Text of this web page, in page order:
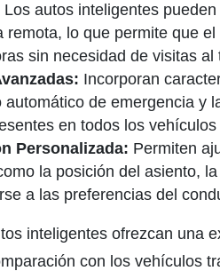
Los autos inteligentes
remota, lo que permite que
sin necesidad de visitas al
Incorporan
de emergencia y
en todos los
Personalizada: Permiten
la posición del asiento,
a las preferencias del
inteligentes ofrezcan una
con los vehículos